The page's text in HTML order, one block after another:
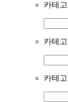
카테고
카테고
카테고